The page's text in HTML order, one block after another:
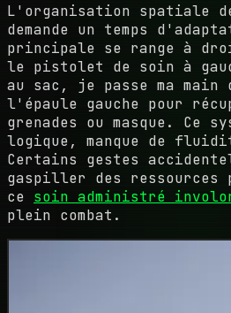
L'organisation spatiale
demande un temps
principale se range à
le pistolet de soin à
au sac, je passe ma main
l'épaule gauche pour
grenades ou masque. Ce
logique, manque de
Certains gestes
gaspiller des ressources
ce soin administré
plein combat.